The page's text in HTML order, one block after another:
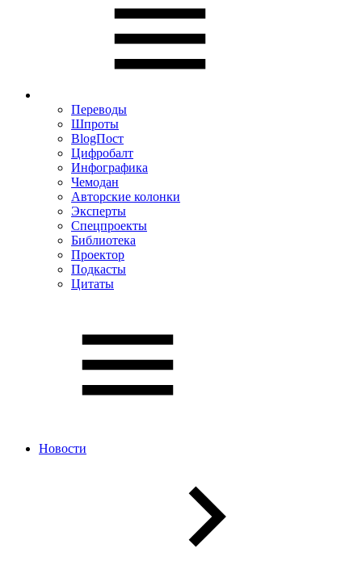
Переводы
Шпроты
BlogПост
Цифробалт
Инфографика
Чемодан
Авторские колонки
Эксперты
Спецпроекты
Библиотека
Проектор
Подкасты
Цитаты
Новости